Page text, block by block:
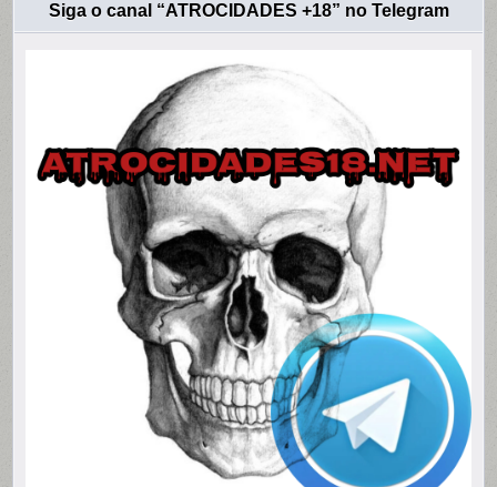
Siga o canal “ATROCIDADES +18” no Telegram